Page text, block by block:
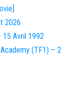
2026
15 Avril 1992
(TF1) – 2